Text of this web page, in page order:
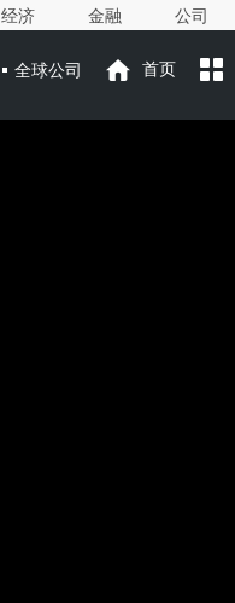
经济 金融 公司
全球公司 首页